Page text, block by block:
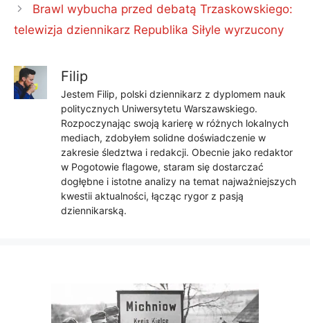
Brawl wybucha przed debatą Trzaskowskiego:
telewizja dziennikarz Republika Siłyle wyrzucony
Filip
Jestem Filip, polski dziennikarz z dyplomem nauk
politycznych Uniwersytetu Warszawskiego.
Rozpoczynając swoją karierę w różnych lokalnych
mediach, zdobyłem solidne doświadczenie w
zakresie śledztwa i redakcji. Obecnie jako redaktor
w Pogotowie flagowe, staram się dostarczać
dogłębne i istotne analizy na temat najważniejszych
kwestii aktualności, łącząc rygor z pasją
dziennikarską.